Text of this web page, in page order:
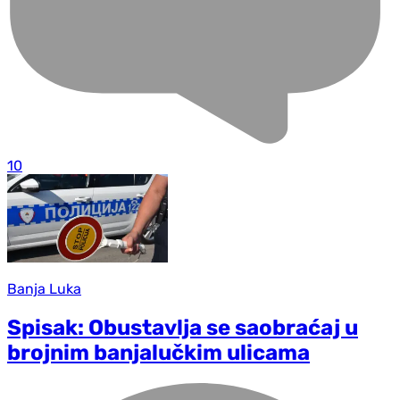
10
Banja Luka
Spisak: Obustavlja se saobraćaj u
brojnim banjalučkim ulicama